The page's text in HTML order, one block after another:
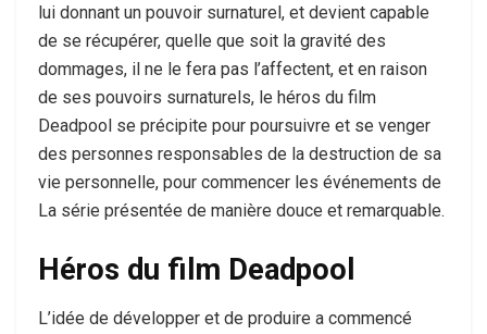
lui donnant un pouvoir surnaturel, et devient capable
de se récupérer, quelle que soit la gravité des
dommages, il ne le fera pas l’affectent, et en raison
de ses pouvoirs surnaturels, le héros du film
Deadpool se précipite pour poursuivre et se venger
des personnes responsables de la destruction de sa
vie personnelle, pour commencer les événements de
La série présentée de manière douce et remarquable.
Héros du film Deadpool
L’idée de développer et de produire a commencé